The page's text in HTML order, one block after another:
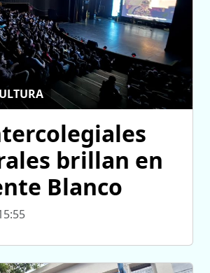
brillan en
Blanco